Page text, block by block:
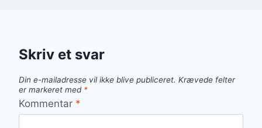
Skriv et svar
Din e-mailadresse vil ikke blive publiceret. Krævede felter
er markeret med *
Kommentar *